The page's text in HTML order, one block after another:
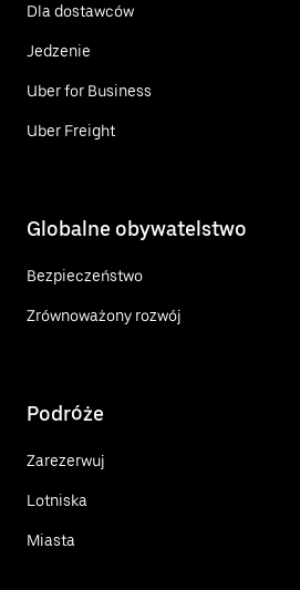
Dla dostawców
Jedzenie
Uber for Business
Uber Freight
Globalne obywatelstwo
Bezpieczeństwo
Zrównoważony rozwój
Podróże
Zarezerwuj
Lotniska
Miasta